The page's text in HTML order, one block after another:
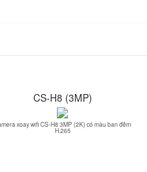
CS-H8 (3MP)
xoay wifi CS-H8 3MP (2K) có màu ban đêm
H.265